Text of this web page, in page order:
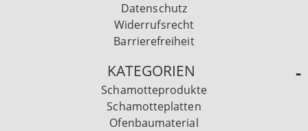
Datenschutz
Widerrufsrecht
Barrierefreiheit
KATEGORIEN
Schamotteprodukte
Schamotteplatten
Ofenbaumaterial